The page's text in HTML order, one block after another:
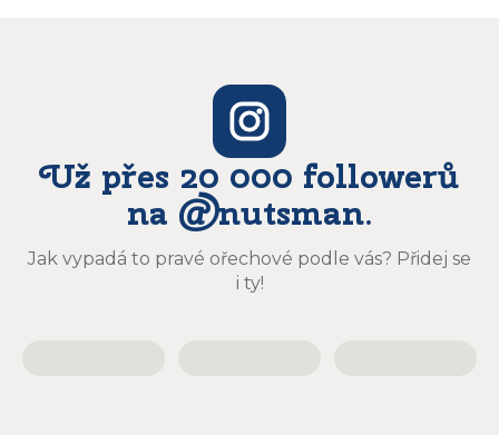
Už přes 20 000 followerů
na @nutsman.
Jak vypadá to pravé ořechové podle vás? Přidej se
i ty!